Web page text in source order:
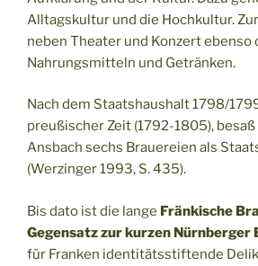
Alltagskultur und die Hochkultur.
neben Theater und Konzert ebenso
Nahrungsmitteln und Getränken.
Nach dem Staatshaushalt 1798/
preußischer Zeit (1792-1805),
Ansbach sechs Brauereien als
(Werzinger 1993, S. 435).
Bis dato ist die lange Fränkische
Gegensatz zur kurzen
für Franken identitätsstiftende